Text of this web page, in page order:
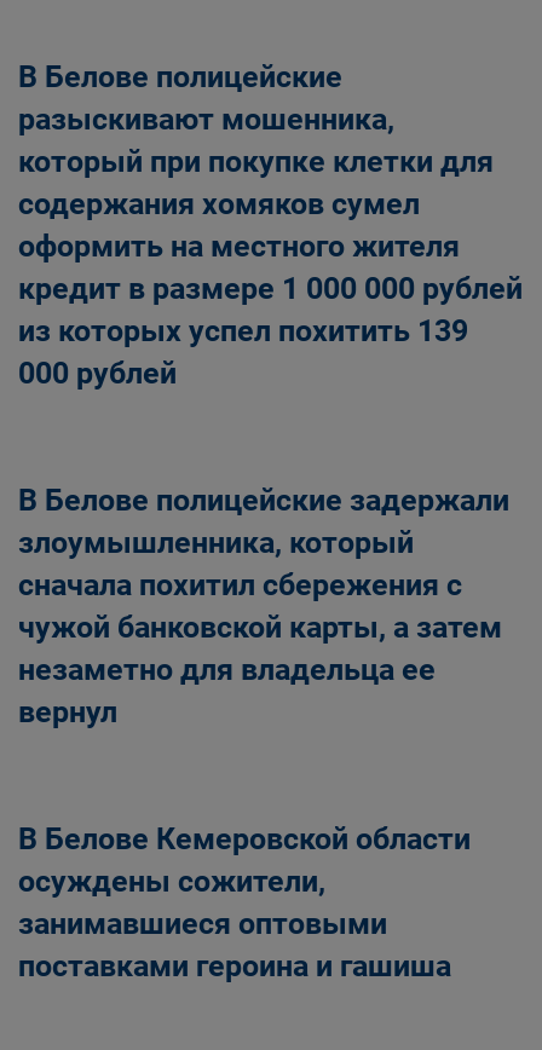
В Белове полицейские
разыскивают мошенника,
который при покупке клетки для
содержания хомяков сумел
оформить на местного жителя
кредит в размере 1 000 000 рублей
из которых успел похитить 139
000 рублей
В Белове полицейские задержали
злоумышленника, который
сначала похитил сбережения с
чужой банковской карты, а затем
незаметно для владельца ее
вернул
В Белове Кемеровской области
осуждены сожители,
занимавшиеся оптовыми
поставками героина и гашиша